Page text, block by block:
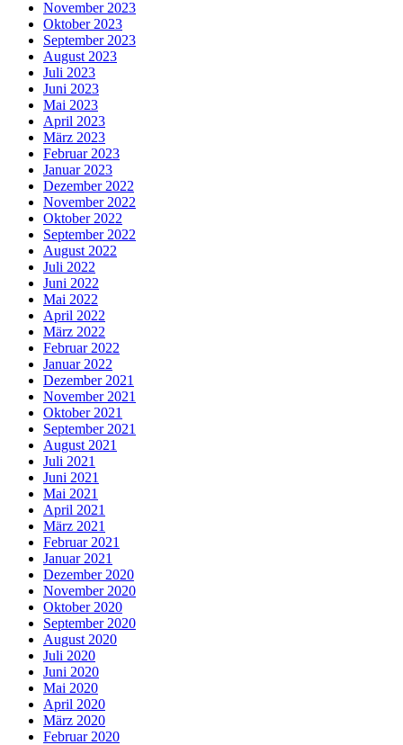
November 2023
Oktober 2023
September 2023
August 2023
Juli 2023
Juni 2023
Mai 2023
April 2023
März 2023
Februar 2023
Januar 2023
Dezember 2022
November 2022
Oktober 2022
September 2022
August 2022
Juli 2022
Juni 2022
Mai 2022
April 2022
März 2022
Februar 2022
Januar 2022
Dezember 2021
November 2021
Oktober 2021
September 2021
August 2021
Juli 2021
Juni 2021
Mai 2021
April 2021
März 2021
Februar 2021
Januar 2021
Dezember 2020
November 2020
Oktober 2020
September 2020
August 2020
Juli 2020
Juni 2020
Mai 2020
April 2020
März 2020
Februar 2020